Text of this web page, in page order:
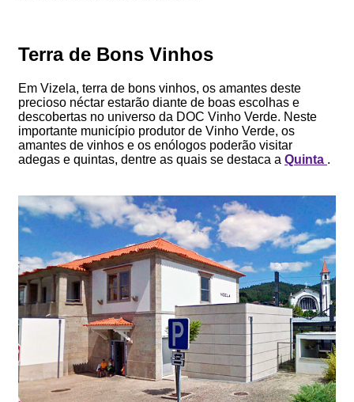
Terra de Bons Vinhos
Em Vizela, terra de bons vinhos, os amantes deste
precioso néctar estarão diante de boas escolhas e
descobertas no universo da DOC Vinho Verde. Neste
importante município produtor de Vinho Verde, os
amantes de vinhos e os enólogos poderão visitar
adegas e quintas, dentre as quais se destaca a Quinta .